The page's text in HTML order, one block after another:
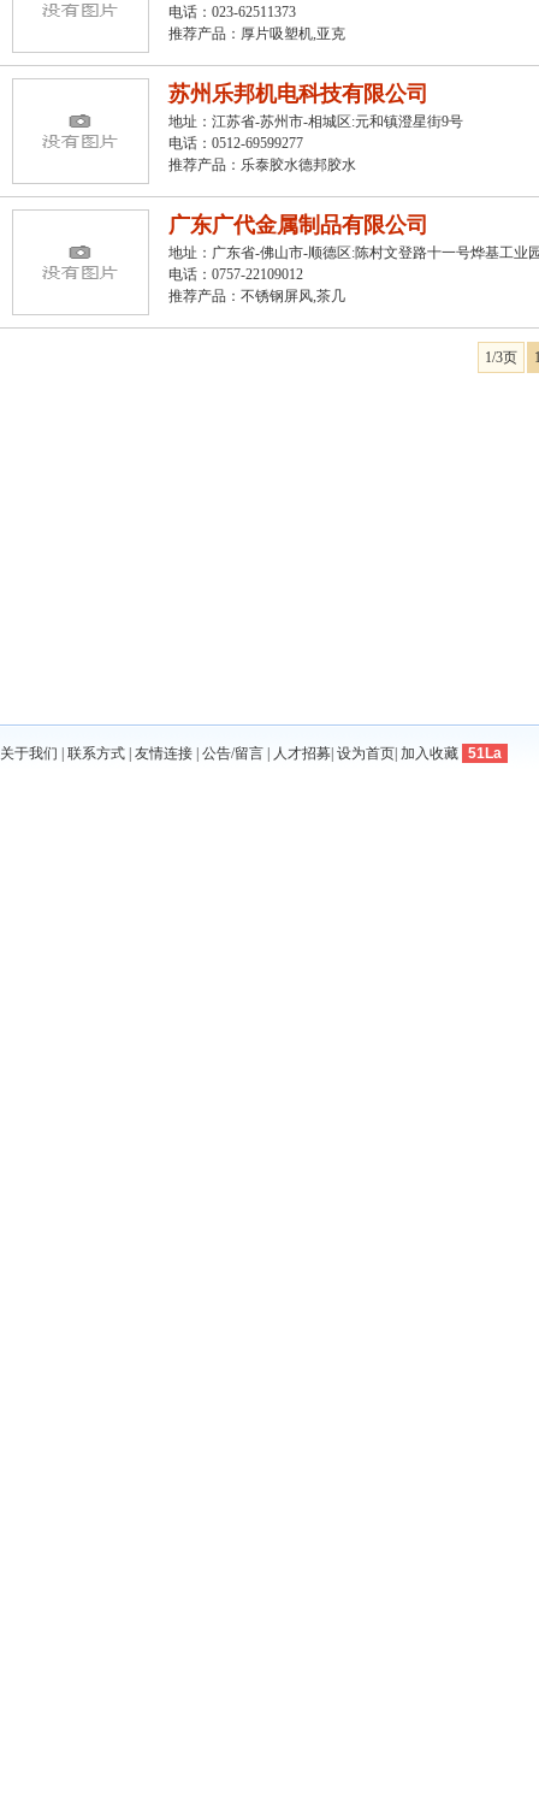
电话：023-62511373
推荐产品： 厚片吸塑机,亚克
苏州乐邦机电科技有限公司
地址：江苏省-苏州市-相城区:元和镇澄星街9号
电话：0512-69599277
推荐产品： 乐泰胶水德邦胶水
广东广代金属制品有限公司
地址：广东省-佛山市-顺德区:陈村文登路十一号烨基工业
电话：0757-22109012
推荐产品： 不锈钢屏风,茶几
1/3页
关于我们 联系方式 友情连接 公告/留言 人才招募 设为首页 加入收藏 51La